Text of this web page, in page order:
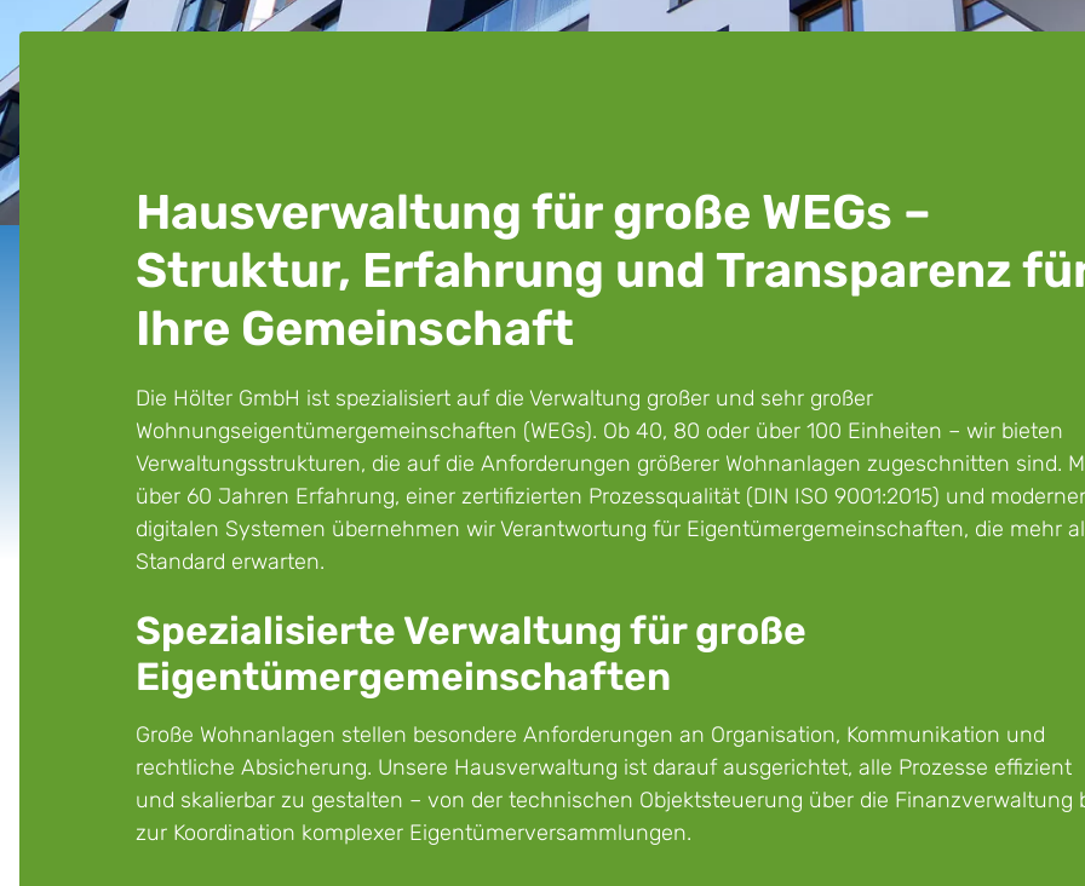
Hausverwaltung für große WEGs –
Struktur, Erfahrung und Transparenz
Ihre Gemeinschaft
Die Hölter GmbH ist spezialisiert auf die Verwaltung großer und sehr großer
Wohnungseigentümergemeinschaften (WEGs). Ob 40, 80 oder über 100 Einheiten – wir bieten
Verwaltungsstrukturen, die auf die Anforderungen größerer Wohnanlagen zugeschnitten sind.
über 60 Jahren Erfahrung, einer zertifizierten Prozessqualität (DIN ISO 9001:2015) und
digitalen Systemen übernehmen wir Verantwortung für Eigentümergemeinschaften, die mehr
Standard erwarten.
Spezialisierte Verwaltung für große
Eigentümergemeinschaften
Große Wohnanlagen stellen besondere Anforderungen an Organisation, Kommunikation und
rechtliche Absicherung. Unsere Hausverwaltung ist darauf ausgerichtet, alle Prozesse effizient
und skalierbar zu gestalten – von der technischen Objektsteuerung über die Finanzverwaltung
zur Koordination komplexer Eigentümerversammlungen.